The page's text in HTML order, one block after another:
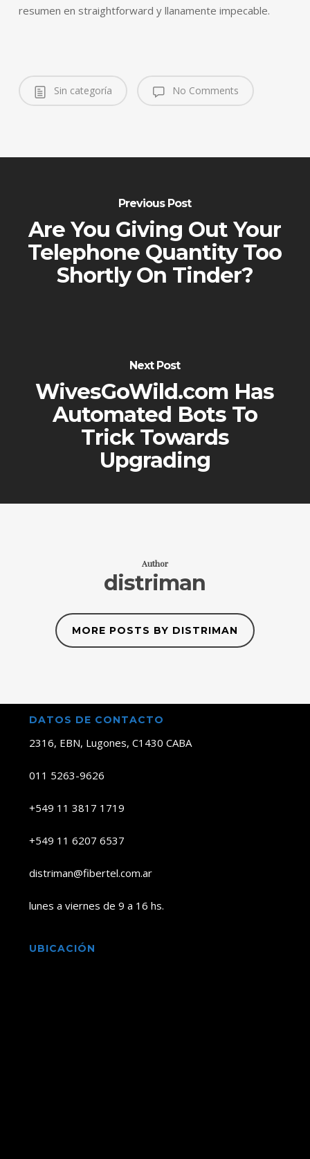
resumen en straightforward y llanamente impecable.
Sin categoría No Comments
Previous Post
Are You Giving Out Your
Telephone Quantity Too
Shortly On Tinder?
Next Post
WivesGoWild.com Has
Automated Bots To
Trick Towards
Upgrading
Author
distriman
MORE POSTS BY DISTRIMAN
DATOS DE CONTACTO
2316, EBN, Lugones, C1430 CABA
011 5263-9626
+549 11 3817 1719
+549 11 6207 6537
distriman@fibertel.com.ar
lunes a viernes de 9 a 16 hs.
UBICACIÓN